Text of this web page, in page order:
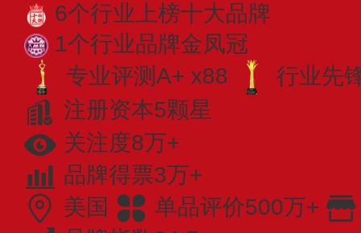
6个行业上榜十大品牌
1个行业品牌金凤冠
专业评测A+ x88
行业先
注册资本5颗星
关注度8万+
品牌得票3万+
美国
单品评价500万+